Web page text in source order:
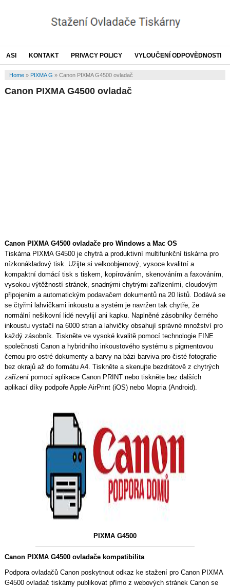
ASI KONTAKT PRIVACY POLICY VYLOUČENÍ ODPOVĚDNOSTI
Home» PIXMA G » Canon PIXMA G4500 ovladač
Canon PIXMA G4500 ovladač
Canon PIXMA G4500 ovladače pro Windows a Mac OS
Tiskárna PIXMA G4500 je chytrá a produktivní multifunkční tiskárna pro
nízkonákladový tisk. Užijte si velkoobjemový, vysoce kvalitní a
kompaktní domácí tisk s tiskem, kopírováním, skenováním a faxováním,
vysokou výtěžností stránek, snadnými chytrými zařízeními, cloudovým
připojením a automatickým podavačem dokumentů na 20 listů. Dodává se
se čtyřmi lahvičkami inkoustu a systém je navržen tak chytře, že
normální nešikovní lidé nevylijí ani kapku. Naplněné zásobníky černého
inkoustu vystačí na 6000 stran a lahvičky obsahují správné množství pro
každý zásobník. Tiskněte ve vysoké kvalitě pomocí technologie FINE
společnosti Canon a hybridního inkoustového systému s pigmentovou
černou pro ostré dokumenty a barvy na bázi barviva pro čisté fotografie
bez okrajů až do formátu A4. Tiskněte a skenujte bezdrátově z chytrých
zařízení pomocí aplikace Canon PRINT nebo tiskněte bez dalších
aplikací díky podpoře Apple AirPrint (iOS) nebo Mopria (Android).
PIXMA G4500
Canon PIXMA G4500 ovladače kompatibilita
Podpora ovladačů Canon poskytnout odkaz ke stažení pro Canon PIXMA
G4500 ovladač tiskárny publikovat přímo z webových stránek Canon se